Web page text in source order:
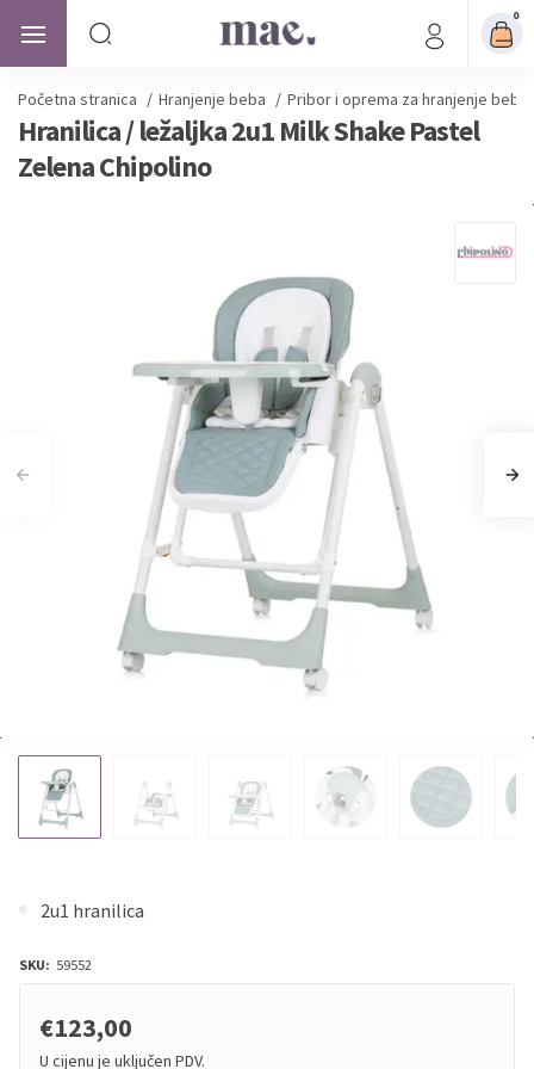
0
Početna stranica / Hranjenje beba / Pribor i oprema za hranjenje beba
Hranilica / ležaljka 2u1 Milk Shake Pastel
Zelena Chipolino
2u1 hranilica
SKU: 59552
€123,00
U cijenu je uključen PDV.